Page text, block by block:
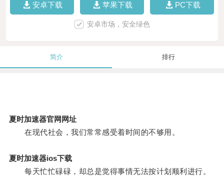
安卓下载 苹果下载 PC下载
安卓市场，安全绿色
简介 排行
夏时加速器官网网址
在现代社会，我们常常感受着时间的不够用。
夏时加速器ios下载
每天忙忙碌碌，却总是觉得事情无法按计划顺利进行。